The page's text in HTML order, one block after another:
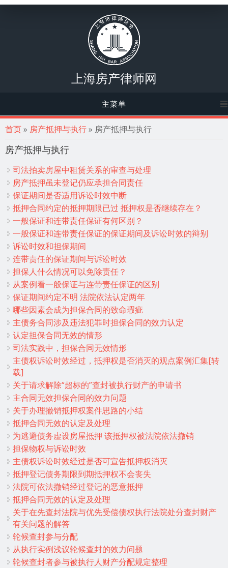
上海房产律师网
主菜单
你在这里
首页» 房产抵押与执行» 房产抵押与执行
房产抵押与执行
司法拍卖房屋中租赁关系的审查与处理
房产抵押虽未登记仍应承担合同责任
保证期间是否适用诉讼时效中断
抵押合同约定的抵押期限已过 抵押权是否继续存在？
一般保证和连带责任保证有何区别？
一般保证和连带责任保证的保证期间及诉讼时效的辩别
诉讼时效和担保期间
连带责任的保证期间与诉讼时效
担保人什么情况可以免除责任？
从案例看一般保证与连带责任保证的区别
保证期间约定不明 法院依法认定两年
哪些因素会成为担保合同的致命瑕疵
主债务合同涉及违法犯罪时担保合同的效力认定
认定担保合同无效的情形
司法实践中，担保合同无效情形
主债权诉讼时效经过，抵押权是否消灭的观点案例汇集[转
载]
关于请求解除“超标的”查封被执行财产的申请书
主合同无效担保合同的效力问题
关于办理撤销抵押权案件思路的小结
抵押合同无效的认定及处理
为逃避债务虚设房屋抵押 该抵押权被法院依法撤销
担保物权与诉讼时效
主债权诉讼时效经过是否可宣告抵押权消灭
抵押登记债务期限到期抵押权不会丧失
法院可依法撤销经过登记的恶意抵押
抵押合同无效的认定及处理
关于在先查封法院与优先受偿债权执行法院处分查封财产
有关问题的解答
轮候查封参与分配
从执行实例浅议轮候查封的效力问题
轮候查封者参与被执行人财产分配规定整理